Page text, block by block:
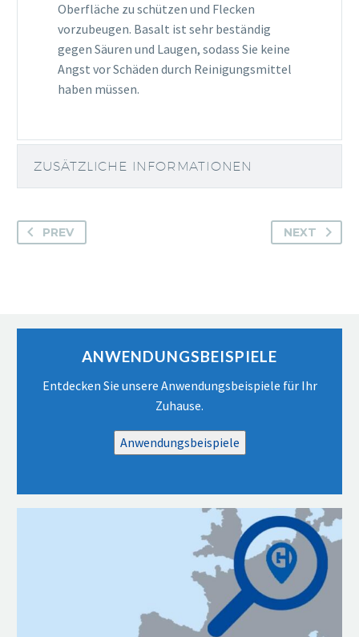
Oberfläche zu schützen und Flecken
vorzubeugen. Basalt ist sehr beständig
gegen Säuren und Laugen, sodass Sie keine
Angst vor Schäden durch Reinigungsmittel
haben müssen.
ZUSÄTZLICHE INFORMATIONEN
PREV NEXT
ANWENDUNGSBEISPIELE
Entdecken Sie unsere Anwendungsbeispiele für Ihr
Zuhause.
Anwendungsbeispiele